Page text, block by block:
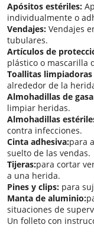
Apósitos estériles:
individualmente o
Vendajes: Vendajes
tubulares.
Artículos de
plástico o mascarilla
Toallitas
alrededor de la
Almohadillas de
limpiar heridas.
Almohadillas
contra infecciones.
Cinta adhesiva:para
suelto de las vendas.
Tijeras:para cortar
a una herida.
Pines y clips: para
Manta de aluminio:
situaciones de
Un folleto con